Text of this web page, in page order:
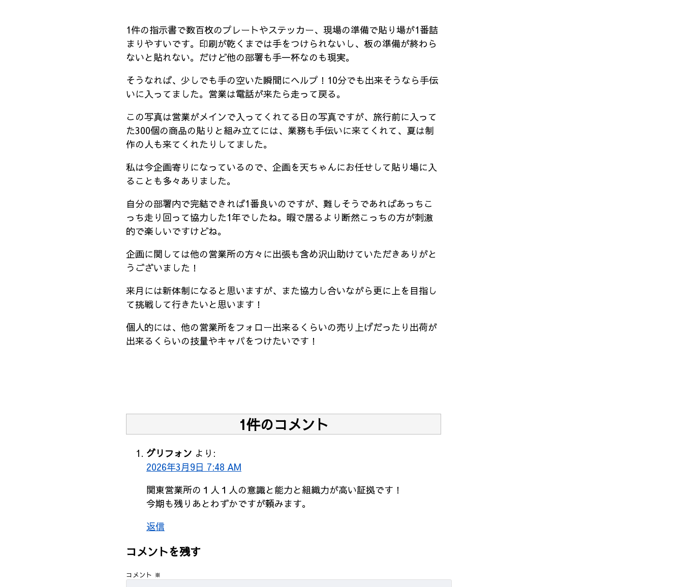
1件の指示書で数百枚のプレートやステッカー、現場の準備で貼り場が1番詰
まりやすいです。印刷が乾くまでは手をつけられないし、板の準備が終わら
ないと貼れない。だけど他の部署も手一杯なのも現実。
そうなれば、少しでも手の空いた瞬間にヘルプ！10分でも出来そうなら手伝
いに入ってました。営業は電話が来たら走って戻る。
この写真は営業がメインで入ってくれてる日の写真ですが、旅行前に入って
た300個の商品の貼りと組み立てには、業務も手伝いに来てくれて、夏は制
作の人も来てくれたりしてました。
私は今企画寄りになっているので、企画を天ちゃんにお任せして貼り場に入
ることも多々ありました。
自分の部署内で完結できれば1番良いのですが、難しそうであればあっちこ
っち走り回って協力した1年でしたね。暇で居るより断然こっちの方が刺激
的で楽しいですけどね。
企画に関しては他の営業所の方々に出張も含め沢山助けていただきありがと
うございました！
来月には新体制になると思いますが、また協力し合いながら更に上を目指し
て挑戦して行きたいと思います！
個人的には、他の営業所をフォロー出来るくらいの売り上げだったり出荷が
出来るくらいの技量やキャパをつけたいです！
1件のコメント
グリフォン より:
2026年3月9日 7:48 AM
関東営業所の１人１人の意識と能力と組織力が高い証拠です！
今期も残りあとわずかですが頼みます。
返信
コメントを残す
コメント ※